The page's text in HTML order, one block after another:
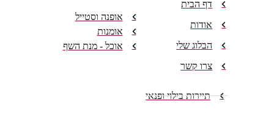
דף הבית
אודות
הבלוג שלי
צרו קשר
אופנה וסטייל
אומנות
אוכל - מנת השף
תיירות בילוי ופנאי